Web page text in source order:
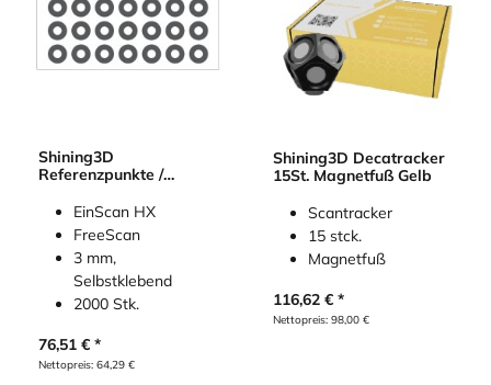
Shining3D
Referenzpunkte /
/ FreeScan (2000 Stk.)
EinScan HX
FreeScan
3 mm,
Selbstklebend
2000 Stk.
76,51 €
Nettopreis: 64,29 €
Shining3D Decatracker
15St. Magnetfuß Gelb
Scantracker
15 stck.
Magnetfuß
116,62€
Nettopreis: 98,00€